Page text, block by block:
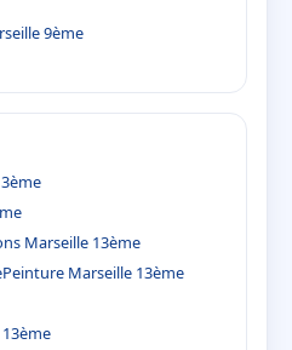
9ème
Marseille 13ème
Peinture Marseille 13ème